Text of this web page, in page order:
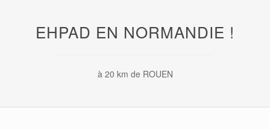
EHPAD EN NORMANDIE !
à 20 km de ROUEN